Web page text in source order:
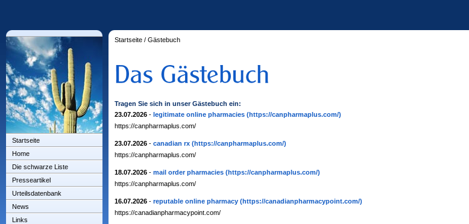
Startseite
Home
Die schwarze Liste
Presseartikel
Urteilsdatenbank
News
Links
Startseite / Gästebuch
Tragen Sie sich in unser Gästebuch ein:
23.07.2026 - legitimate online pharmacies (https://canpharmaplus.com/)
https://canpharmaplus.com/
23.07.2026 - canadian rx (https://canpharmaplus.com/)
https://canpharmaplus.com/
18.07.2026 - mail order pharmacies (https://canpharmaplus.com/)
https://canpharmaplus.com/
16.07.2026 - reputable online pharmacy (https://canadianpharmacypoint.com/)
https://canadianpharmacypoint.com/